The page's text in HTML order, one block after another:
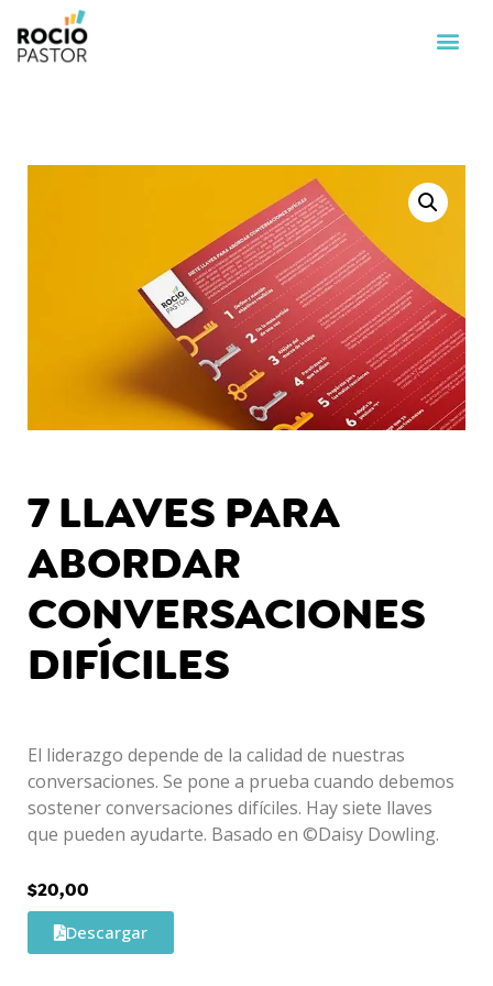
7 LLAVES PARA
ABORDAR
CONVERSACIONES
DIFÍCILES
El liderazgo depende de la calidad de nuestras
conversaciones. Se pone a prueba cuando debemos
sostener conversaciones difíciles. Hay siete llaves
que pueden ayudarte. Basado en ©Daisy Dowling.
$20,00
Descargar